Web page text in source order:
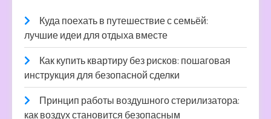
Куда поехать в путешествие с семьёй:
лучшие идеи для отдыха вместе
Как купить квартиру без рисков: пошаговая
инструкция для безопасной сделки
Принцип работы воздушного стерилизатора:
как воздух становится безопасным